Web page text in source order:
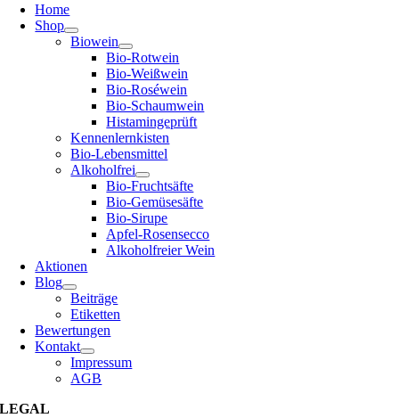
Home
Shop
Biowein
Bio-Rotwein
Bio-Weißwein
Bio-Roséwein
Bio-Schaumwein
Histamingeprüft
Kennenlernkisten
Bio-Lebensmittel
Alkoholfrei
Bio-Fruchtsäfte
Bio-Gemüsesäfte
Bio-Sirupe
Apfel-Rosensecco
Alkoholfreier Wein
Aktionen
Blog
Beiträge
Etiketten
Bewertungen
Kontakt
Impressum
AGB
LEGAL